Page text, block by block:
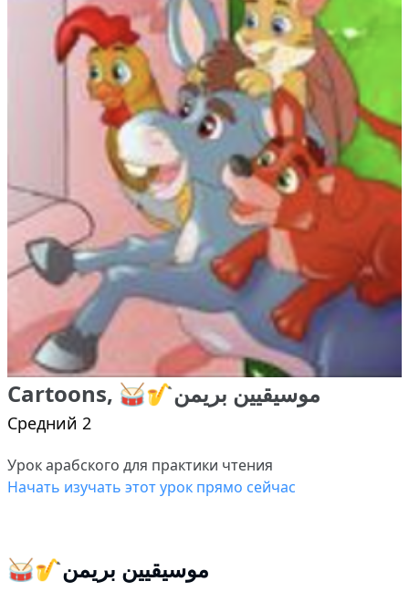
Cartoons, 🥁🎷موسيقيين بريمن
Средний 2
Урок арабского для практики чтения
Начать изучать этот урок прямо сейчас
🥁🎷موسيقيين بريمن